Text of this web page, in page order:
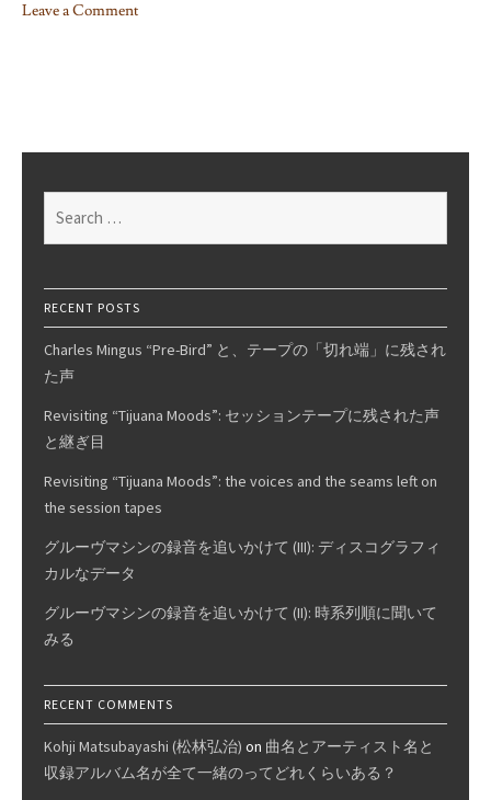
Leave a Comment
The
Simonger
Story,
(Extra
for:
RECENT POSTS
Charles Mingus “Pre-Bird” と、テープの「切れ端」に残され
た声
Revisiting “Tijuana Moods”: セッションテープに残された声
と継ぎ目
Revisiting “Tijuana Moods”: the voices and the seams left on
the session tapes
グルーヴマシンの録音を追いかけて (III): ディスコグラフィ
カルなデータ
グルーヴマシンの録音を追いかけて (II): 時系列順に聞いて
みる
RECENT COMMENTS
Kohji Matsubayashi (松林弘治) on 曲名とアーティスト名と
収録アルバム名が全て一緒のってどれくらいある？